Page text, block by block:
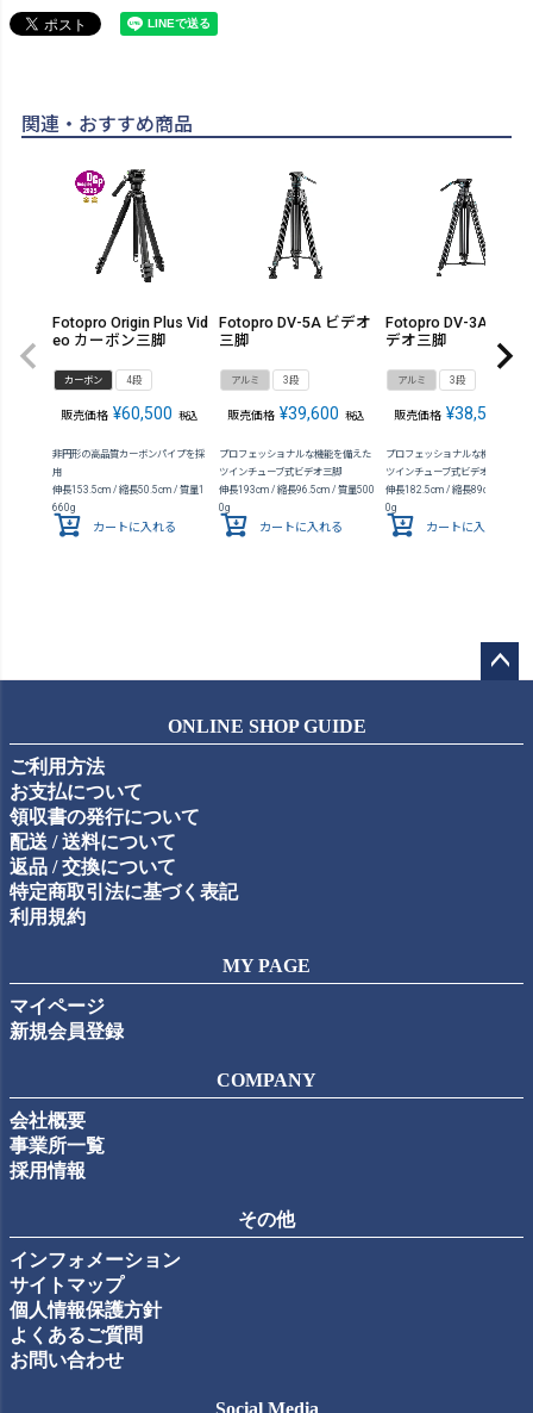
関連・おすすめ商品
Fotopro Origin Plus Vid
eo カーボン三脚
カーボン 4段
販売価格 ¥60,500 税込
非円形の高品質カーボンパイプを採
用
伸長153.5cm / 縮長50.5cm / 質量1
660g
カートに入れる
Fotopro DV-5A ビデオ
三脚
アルミ 3段
販売価格 ¥39,600 税込
プロフェッショナルな機能を備えた
ツインチューブ式ビデオ三脚
伸長193cm / 縮長96.5cm / 質量500
0g
カートに入れる
Fotopro DV-3A PRO
デオ三脚
アルミ 3段
販売価格 ¥38,500
プロフェッショナルな機能を備え
ツインチューブ式ビデオ三脚
伸長182.5cm / 縮長89cm / 質量
0g
カートに入れる
ップ
ONLINE SHOP GUIDE
ご利用方法
お支払について
領収書の発行について
配送 / 送料について
返品 / 交換について
特定商取引法に基づく表記
利用規約
MY PAGE
マイページ
新規会員登録
COMPANY
会社概要
事業所一覧
採用情報
その他
インフォメーション
サイトマップ
個人情報保護方針
よくあるご質問
お問い合わせ
Social Media